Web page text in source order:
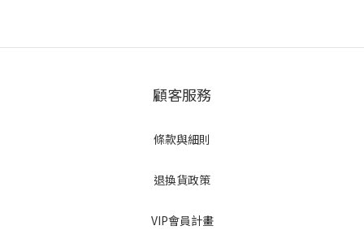
顧客服務
條款與細則
退換貨政策
VIP會員計畫